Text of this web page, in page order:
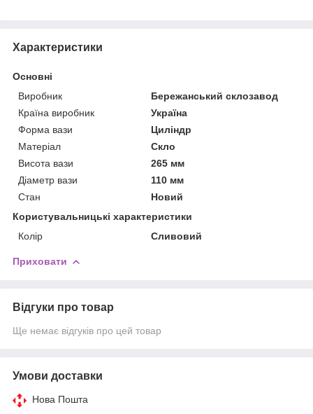
Характеристики
Основні
Виробник
Бережанський склозавод
Країна виробник
Україна
Форма вази
Циліндр
Матеріал
Скло
Висота вази
265 мм
Діаметр вази
110 мм
Стан
Новий
Користувальницькі характеристики
Колір
Сливовий
Приховати
Відгуки про товар
Ще немає відгуків про цей товар
Умови доставки
Нова Пошта